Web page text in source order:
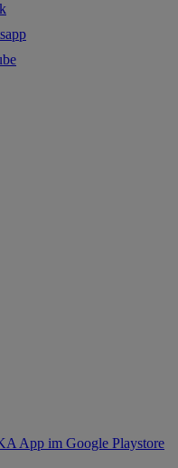
App im Google Playstore